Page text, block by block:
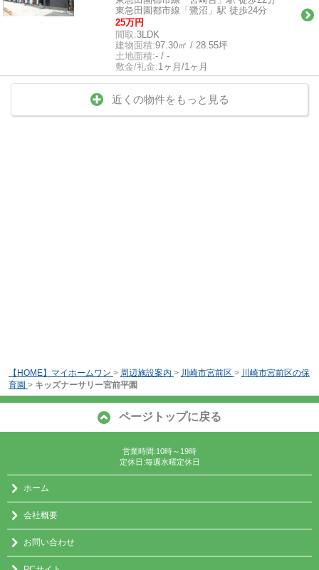
東急田園都市線「鷺沼」駅 徒歩24分
25万円
間取:3LDK
建物面積:97.30㎡ / 28.55坪
土地面積:- / -
敷金/礼金:1ヶ月/1ヶ月
近くの物件をもっと見る
【HOME】マイホームワン > 周辺施設案内 > 川崎市宮前区 > 川崎市宮前区の保
育園 > キッズナーサリー宮前平園
ページトップに戻る
営業時間:10時～19時
定休日:毎週水曜定休日
ホーム
会社概要
お問い合わせ